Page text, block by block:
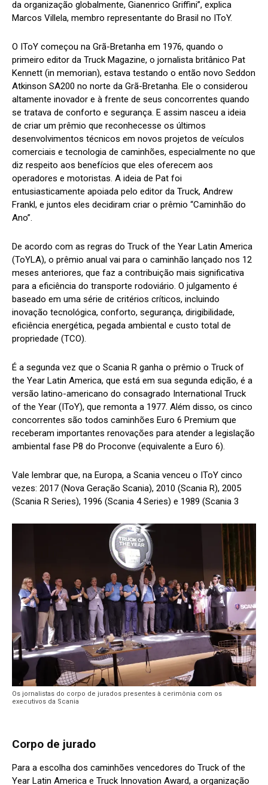
da organização globalmente, Gianenrico Griffini”, explica
Marcos Villela, membro representante do Brasil no IToY.
O IToY começou na Grã-Bretanha em 1976, quando o
primeiro editor da Truck Magazine, o jornalista britânico Pat
Kennett (in memorian), estava testando o então novo Seddon
Atkinson SA200 no norte da Grã-Bretanha. Ele o considerou
altamente inovador e à frente de seus concorrentes quando
se tratava de conforto e segurança. E assim nasceu a ideia
de criar um prêmio que reconhecesse os últimos
desenvolvimentos técnicos em novos projetos de veículos
comerciais e tecnologia de caminhões, especialmente no que
diz respeito aos benefícios que eles oferecem aos
operadores e motoristas. A ideia de Pat foi
entusiasticamente apoiada pelo editor da Truck, Andrew
Frankl, e juntos eles decidiram criar o prêmio “Caminhão do
Ano”.
De acordo com as regras do Truck of the Year Latin America
(ToYLA), o prêmio anual vai para o caminhão lançado nos 12
meses anteriores, que faz a contribuição mais significativa
para a eficiência do transporte rodoviário. O julgamento é
baseado em uma série de critérios críticos, incluindo
inovação tecnológica, conforto, segurança, dirigibilidade,
eficiência energética, pegada ambiental e custo total de
propriedade (TCO).
É a segunda vez que o Scania R ganha o prêmio o Truck of
the Year Latin America, que está em sua segunda edição, é a
versão latino-americano do consagrado International Truck
of the Year (IToY), que remonta a 1977. Além disso, os cinco
concorrentes são todos caminhões Euro 6 Premium que
receberam importantes renovações para atender a legislação
ambiental fase P8 do Proconve (equivalente a Euro 6).
Vale lembrar que, na Europa, a Scania venceu o IToY cinco
vezes: 2017 (Nova Geração Scania), 2010 (Scania R), 2005
(Scania R Series), 1996 (Scania 4 Series) e 1989 (Scania 3
Os jornalistas do corpo de jurados presentes à cerimônia com os
executivos da Scania
Corpo de jurado
Para a escolha dos caminhões vencedores do Truck of the
Year Latin America e Truck Innovation Award, a organização